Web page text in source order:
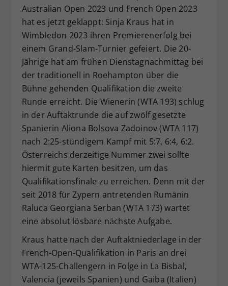
Australian Open 2023 und French Open 2023
hat es jetzt geklappt: Sinja Kraus hat in
Wimbledon 2023 ihren Premierenerfolg bei
einem Grand-Slam-Turnier gefeiert. Die 20-
Jährige hat am frühen Dienstagnachmittag bei
der traditionell in Roehampton über die
Bühne gehenden Qualifikation die zweite
Runde erreicht. Die Wienerin (WTA 193) schlug
in der Auftaktrunde die auf zwölf gesetzte
Spanierin Aliona Bolsova Zadoinov (WTA 117)
nach 2:25-stündigem Kampf mit 5:7, 6:4, 6:2.
Österreichs derzeitige Nummer zwei sollte
hiermit gute Karten besitzen, um das
Qualifikationsfinale zu erreichen. Denn mit der
seit 2018 für Zypern antretenden Rumänin
Raluca Georgiana Serban (WTA 173) wartet
eine absolut lösbare nächste Aufgabe.
Kraus hatte nach der Auftaktniederlage in der
French-Open-Qualifikation in Paris an drei
WTA-125-Challengern in Folge in La Bisbal,
Valencia (jeweils Spanien) und Gaiba (Italien)
Zweck
Dieser Wert speichert Ihre Consent-
Einstellungen. Unter anderem eine
zufällig generierte ID, für die
historische Speicherung Ihrer
vorgenommen Einstellungen, falls der
Webseiten-Betreiber dies eingestellt
hat.